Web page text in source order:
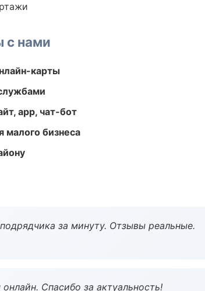
с нами
карты
app, чат-бот
малого бизнеса
за минуту. Отзывы реальные.
Спасибо за актуальность!